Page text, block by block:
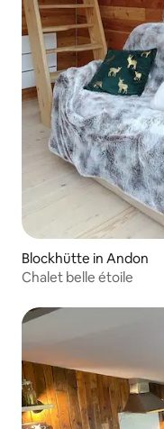
Blockhütte in Andon
Chalet belle étoile